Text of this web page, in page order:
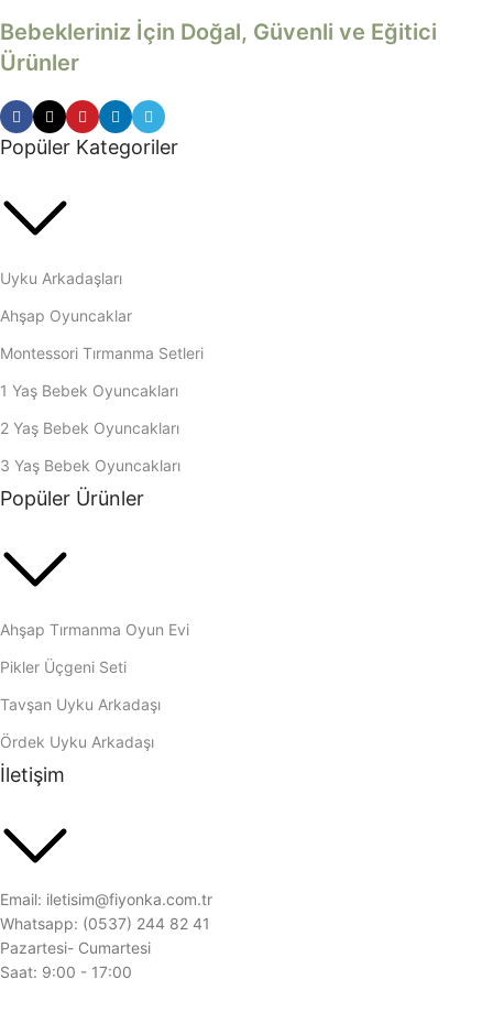
Bebekleriniz İçin Doğal, Güvenli ve Eğitici
Ürünler
Popüler Kategoriler
Uyku Arkadaşları
Ahşap Oyuncaklar
Montessori Tırmanma Setleri
1 Yaş Bebek Oyuncakları
2 Yaş Bebek Oyuncakları
3 Yaş Bebek Oyuncakları
Popüler Ürünler
Ahşap Tırmanma Oyun Evi
Pikler Üçgeni Seti
Tavşan Uyku Arkadaşı
Ördek Uyku Arkadaşı
İletişim
Email: iletisim@fiyonka.com.tr
Whatsapp: (0537) 244 82 41
Pazartesi- Cumartesi
Saat: 9:00 - 17:00